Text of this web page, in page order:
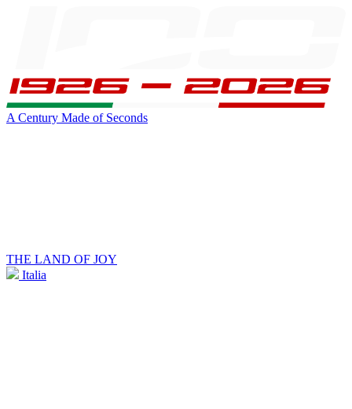
A Century Made of Seconds
THE LAND OF JOY
Italia